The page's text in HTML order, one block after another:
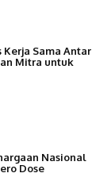
Sama Antar
Mitra untuk
Nasional
Dose